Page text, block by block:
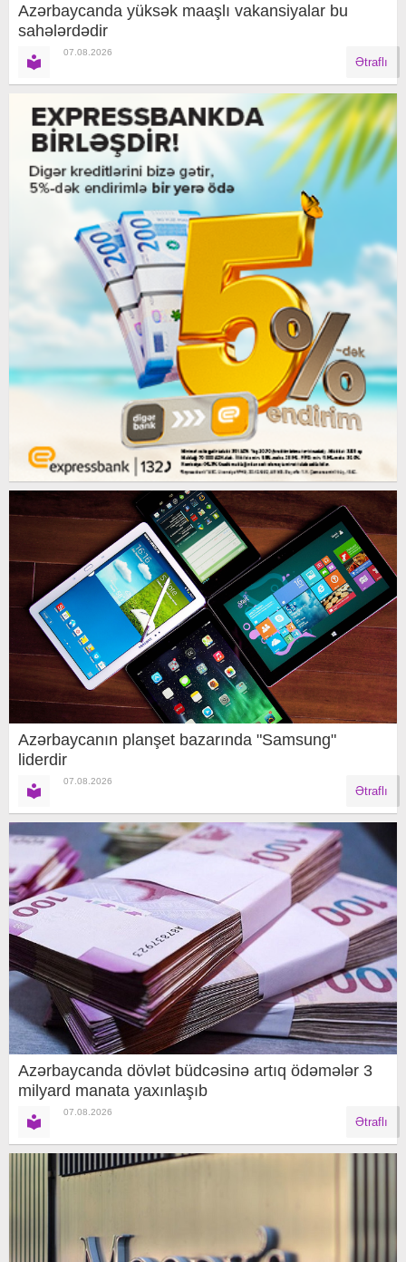
Azərbaycanda yüksək maaşlı vakansiyalar bu
sahələrdədir
07.08.2026
Ətraflı
Azərbaycanın planşet bazarında "Samsung"
liderdir
07.08.2026
Ətraflı
Azərbaycanda dövlət büdcəsinə artıq ödəmələr 3
milyard manata yaxınlaşıb
07.08.2026
Ətraflı